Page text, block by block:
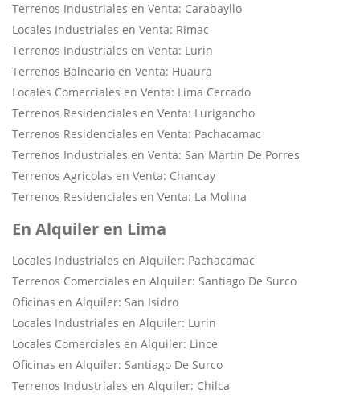
Terrenos Industriales en Venta: Carabayllo
Locales Industriales en Venta: Rimac
Terrenos Industriales en Venta: Lurin
Terrenos Balneario en Venta: Huaura
Locales Comerciales en Venta: Lima Cercado
Terrenos Residenciales en Venta: Lurigancho
Terrenos Residenciales en Venta: Pachacamac
Terrenos Industriales en Venta: San Martin De Porres
Terrenos Agricolas en Venta: Chancay
Terrenos Residenciales en Venta: La Molina
En Alquiler en Lima
Locales Industriales en Alquiler: Pachacamac
Terrenos Comerciales en Alquiler: Santiago De Surco
Oficinas en Alquiler: San Isidro
Locales Industriales en Alquiler: Lurin
Locales Comerciales en Alquiler: Lince
Oficinas en Alquiler: Santiago De Surco
Terrenos Industriales en Alquiler: Chilca